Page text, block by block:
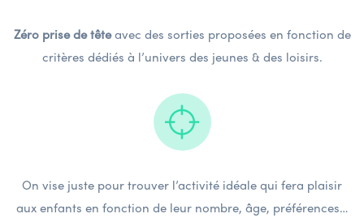
Zéro prise de têteavec des sorties proposées en fonction de
critères dédiés à l’univers des jeunes & des loisirs.
On vise juste pour trouver l’activité idéale qui fera plaisir
aux enfants en fonction de leur nombre, âge, préférences…